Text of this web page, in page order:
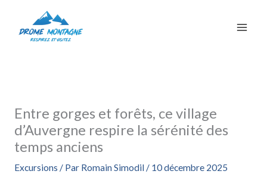
contenu
Entre gorges et forêts, ce village
d’Auvergne respire la sérénité des
temps anciens
Excursions / Par Romain Simodil / 10 décembre 2025